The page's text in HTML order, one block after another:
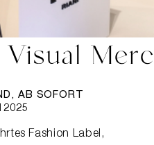
Visual
AB SOFORT
Fashion Label,